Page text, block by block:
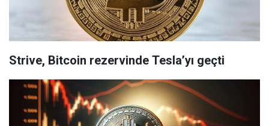
Strive, Bitcoin rezervinde Tesla’yı geçti